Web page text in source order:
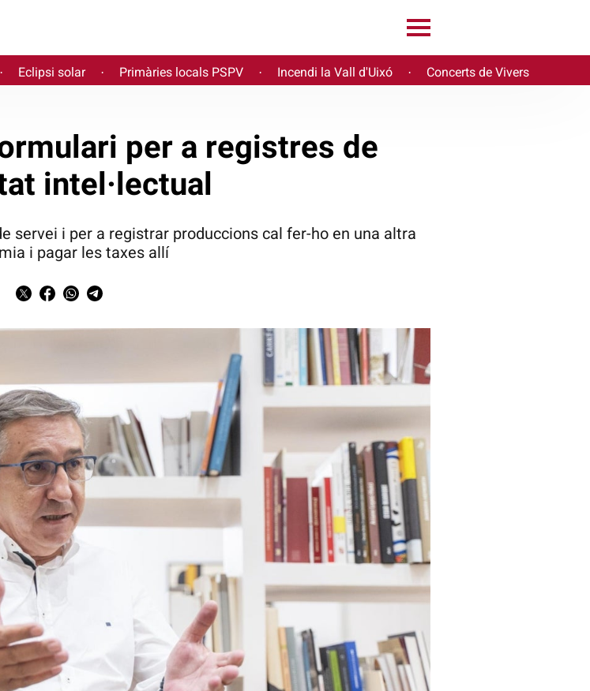
· Eclipsi solar · Primàries locals PSPV · Incendi la Vall d'Uixó · Concerts de Vivers
per a registres de
intel·lectual
servei i per a registrar produccions cal fer-ho en una altra
i pagar les taxes allí